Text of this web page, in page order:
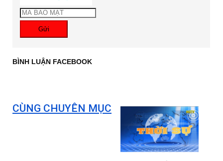
Gửi
BÌNH LUẬN FACEBOOK
CÙNG CHUYÊN MỤC